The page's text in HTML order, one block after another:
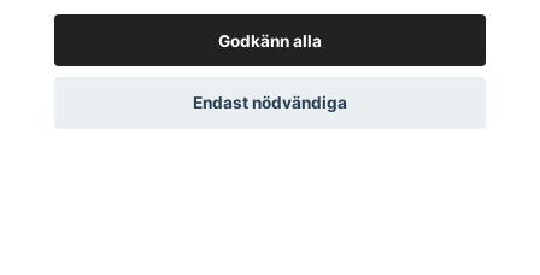
Kontakt
Om oss
Godkänn alla
Endast nödvändiga